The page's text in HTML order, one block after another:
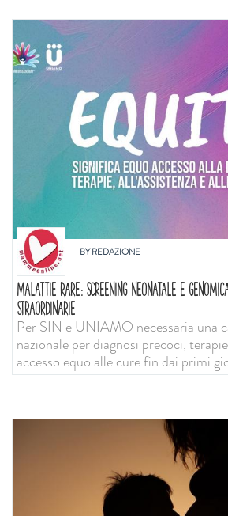
BYREDAZIONE
MALATTIE RARE: SCREENING NEONATALE E
STRAORDINARIE
Per SIN e UNIAMO necessaria una
nazionale per diagnosi precoci,
accesso equo alle cure fin dai primi